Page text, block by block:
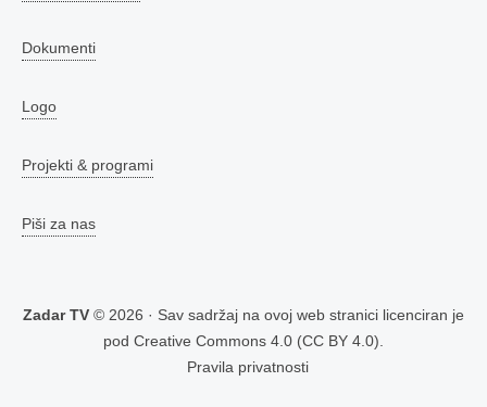
Dokumenti
Logo
Projekti & programi
Piši za nas
Zadar TV © 2026 · Sav sadržaj na ovoj web stranici licenciran je
pod Creative Commons 4.0 (CC BY 4.0)
Pravila privatnosti